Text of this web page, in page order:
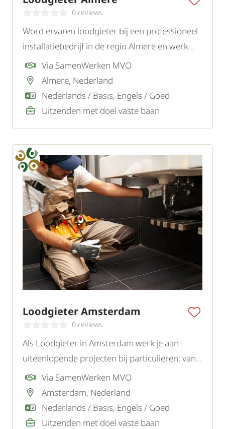
0 reviews
Word ervaren loodgieter bij een professioneel
installatiebedrijf in de regio Almere en werk
zelfstandig aan afwisselende opdrachten bij
particuliere en zakelijke klanten.
Via SamenWerken MVO
Almere, Nederland
Nederlands / Basis, Engels / Goed
Uitzenden met doel vaste baan
Loodgieter Amsterdam
0 reviews
Als Loodgieter in Amsterdam werk je aan
uiteenlopende projecten bij particulieren: van
het installeren van sanitair tot het verhelpen
van lekkages.
Via SamenWerken MVO
Amsterdam, Nederland
Nederlands / Basis, Engels / Goed
Uitzenden met doel vaste baan